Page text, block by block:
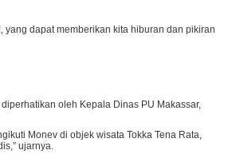
dapat memberikan kita hiburan dan pikiran
oleh Kepala Dinas PU Makassar,
Monev di objek wisata Tokka Tena Rata,
ujarnya.